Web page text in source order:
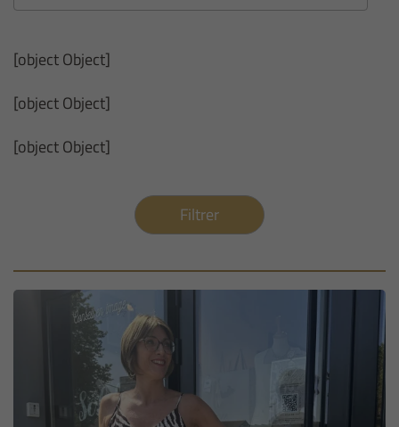
[object Object]
[object Object]
[object Object]
Filtrer